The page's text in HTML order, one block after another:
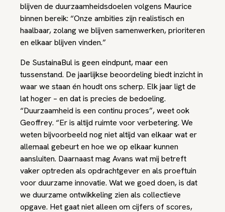
blijven de duurzaamheidsdoelen volgens Maurice
binnen bereik: “Onze ambities zijn realistisch en
haalbaar, zolang we blijven samenwerken, prioriteren
en elkaar blijven vinden.”
De SustainaBul is geen eindpunt, maar een
tussenstand. De jaarlijkse beoordeling biedt inzicht in
waar we staan én houdt ons scherp. Elk jaar ligt de
lat hoger – en dat is precies de bedoeling.
“Duurzaamheid is een continu proces”, weet ook
Geoffrey. “Er is altijd ruimte voor verbetering. We
weten bijvoorbeeld nog niet altijd van elkaar wat er
allemaal gebeurt en hoe we op elkaar kunnen
aansluiten. Daarnaast mag Avans wat mij betreft
vaker optreden als opdrachtgever en als proeftuin
voor duurzame innovatie. Wat we goed doen, is dat
we duurzame ontwikkeling zien als collectieve
opgave. Het gaat niet alleen om cijfers of scores,